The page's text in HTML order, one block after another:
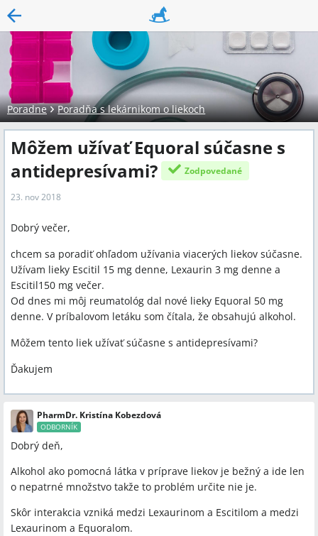
Poradne Poradňa s lekárnikom o liekoch
Môžem užívať Equoral súčasne s
antidepresívami?
Zodpovedané
23. nov 2018
Dobrý večer,
chcem sa poradiť ohľadom užívania viacerých liekov súčasne.
Užívam lieky Escitil 15 mg denne, Lexaurin 3 mg denne a
Escitil150 mg večer.
Od dnes mi môj reumatológ dal nové lieky Equoral 50 mg
denne. V príbalovom letáku som čítala, že obsahujú alkohol.
Môžem tento liek užívať súčasne s antidepresívami?
Ďakujem
PharmDr. Kristína Kobezdová
ODBORNÍK
Dobrý deň,
Alkohol ako pomocná látka v príprave liekov je bežný a ide len
o nepatrné množstvo takže to problém určite nie je.
Skôr interakcia vzniká medzi Lexaurinom a Escitilom a medzi
Lexaurinom a Equoralom.